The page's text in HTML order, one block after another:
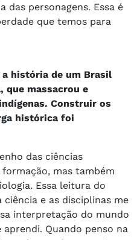
das personagens. Essa é
que temos para
a história de um Brasil
que massacrou e
Construir os
histórica foi
das ciências
mas também
Essa leitura do
e as disciplinas me
interpretação do mundo
Quando penso na